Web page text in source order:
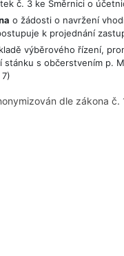
č. 3 ke Směrnici o
o žádosti o navržení
k projednání
výběrového řízení,
stánku s občerstvením p.
dle zákona